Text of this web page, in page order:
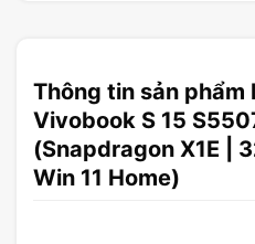
Thông tin sản phẩm
Vivobook S 15
(Snapdragon X1E |
Win 11 Home)